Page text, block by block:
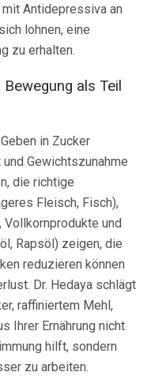
Antidepressiva an
lohnen, eine
zu erhalten.
als Teil
in Zucker
Gewichtszunahme
die richtige
Fleisch, Fisch),
Vollkornprodukte und
Rapsöl) zeigen, die
reduzieren können
Dr. Hedaya schlägt
raffiniertem Mehl,
Ihrer Ernährung nicht
hilft, sondern
zu arbeiten.